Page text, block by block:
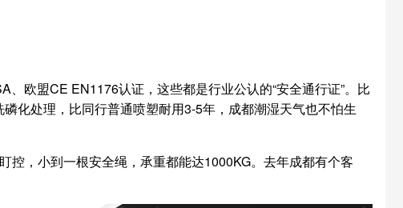
欧盟CE EN1176认证，这些都是行业公认的“安全通行证”。比
化处理，比同行普通喷塑耐用3-5年，成都潮湿天气也不怕生
，小到一根安全绳，承重都能达1000KG。去年成都有个客